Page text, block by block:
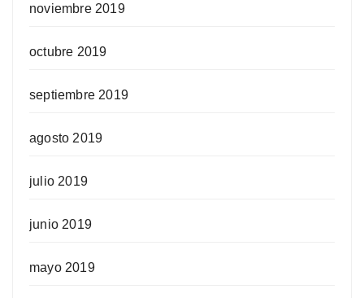
noviembre 2019
octubre 2019
septiembre 2019
agosto 2019
julio 2019
junio 2019
mayo 2019